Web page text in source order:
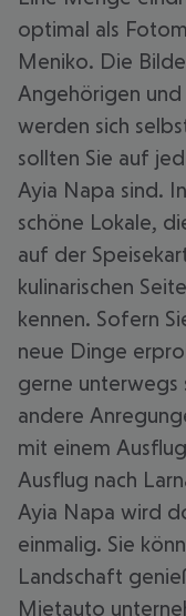
optimal als
Meniko. Die
Angehörigen und
werden sich
sollten Sie auf
Ayia Napa sind.
schöne Lokale,
auf der
kulinarischen
kennen. Sofern
neue Dinge
gerne unterwegs
andere
mit einem
Ausflug nach
Ayia Napa wird
einmalig. Sie
Landschaft
Mietauto